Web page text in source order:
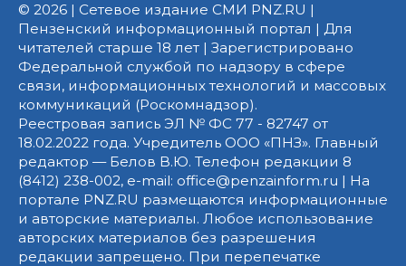
© 2026 | Сетевое издание СМИ PNZ.RU |
Пензенский информационный портал | Для
читателей старше 18 лет | Зарегистрировано
Федеральной службой по надзору в сфере
связи, информационных технологий и массовых
коммуникаций (Роскомнадзор).
Реестровая запись ЭЛ № ФС 77 - 82747 от
18.02.2022 года. Учредитель ООО «ПНЗ». Главный
редактор — Белов В.Ю. Телефон редакции 8
(8412) 238-002, e-mail: office@penzainform.ru | На
портале PNZ.RU размещаются информационные
и авторские материалы. Любое использование
авторских материалов без разрешения
редакции запрещено. При перепечатке